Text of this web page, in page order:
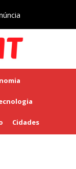
Cidades